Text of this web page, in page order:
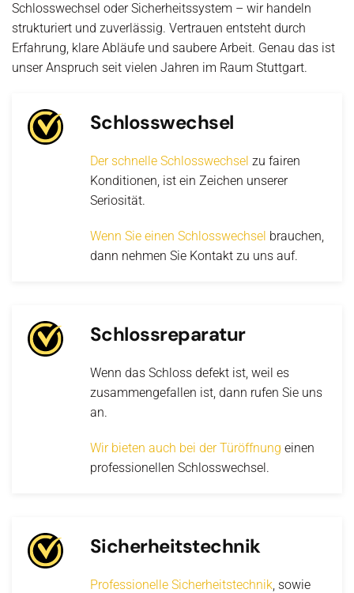
Schlosswechsel oder Sicherheitssystem – wir handeln
strukturiert und zuverlässig. Vertrauen entsteht durch
Erfahrung, klare Abläufe und saubere Arbeit. Genau das ist
unser Anspruch seit vielen Jahren im Raum Stuttgart.
Schlosswechsel
Der schnelle Schlosswechsel zu fairen
Konditionen, ist ein Zeichen unserer
Seriosität.
Wenn Sie einen Schlosswechsel brauchen,
dann nehmen Sie Kontakt zu uns auf.
Schlossreparatur
Wenn das Schloss defekt ist, weil es
zusammengefallen ist, dann rufen Sie uns
an.
Wir bieten auch bei der Türöffnung einen
professionellen Schlosswechsel.
Sicherheitstechnik
Professionelle Sicherheitstechnik, sowie